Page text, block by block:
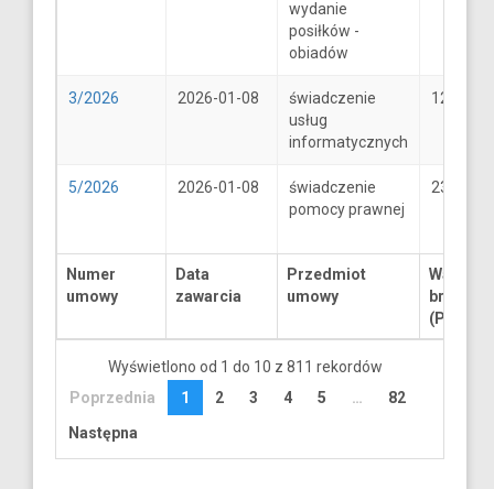
Numer
umowy
Data
zawarcia
Przedmiot
umowy
Wartość
brutto
(PLN)
wydanie
posiłków -
obiadów
3/2026 2026-01-08
świadczenie
usług
informatycznych
1250
5/2026 2026-01-08
świadczenie
pomocy prawnej
2300
Wyświetlono od 1 do 10 z 811 rekordów
Poprzednia
1 2 3 4 5 …
82
Następna